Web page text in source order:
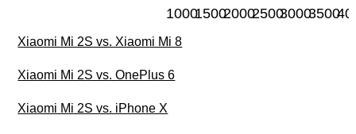
100015002000250030003500
Xiaomi Mi 2S vs. Xiaomi Mi 8
Xiaomi Mi 2S vs. OnePlus 6
Xiaomi Mi 2S vs. iPhone X